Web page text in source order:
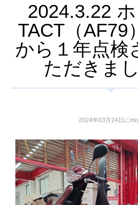
2024.3.22
TACT（AF79
から１年点検
ただきまし
2024年03月24日に